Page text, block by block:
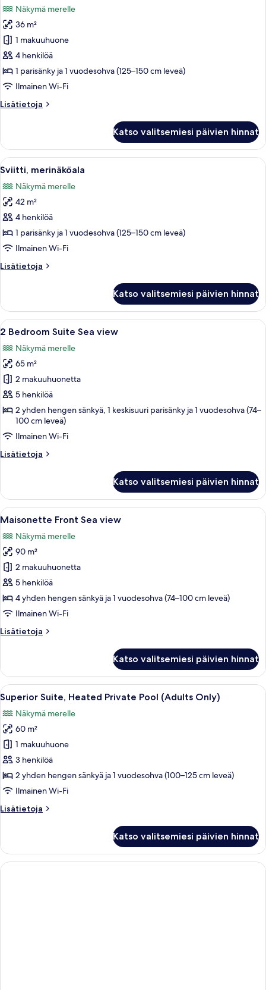
huonetyypin
Junior-
sviitti,
merinäköala
kuvat
Näkymä merelle
36 m²
1 makuuhuone
4 henkilöä
1 parisänky ja 1 vuodesohva (125–150 cm leveä)
Ilmainen Wi-Fi
Lisätietoja
Lisätietoja
merinäköala
Katso valitsemiesi päivien hinnat
Avaa
kaikki
huonetyypin
Sviitti,
merinäköala
kuvat
Sviitti, merinäköala | 1
4
Sviitti, merinäköala
Näkymä merelle
42 m²
4 henkilöä
1 parisänky ja 1 vuodesohva (125–150 cm leveä)
Ilmainen Wi-Fi
Lisätietoja
Lisätietoja
Katso valitsemiesi päivien hinnat
Avaa
kaikki
huonetyypin
2
Bedroom
Suite
Sea
view
kuvat
Moderni hotellihuone, jossa on
7
2 Bedroom Suite Sea view
Näkymä merelle
65 m²
2 makuuhuonetta
5 henkilöä
2 yhden hengen sänkyä, 1 keskisuuri parisänky ja 1 vuodesohva (74–
100 cm leveä)
Ilmainen Wi-Fi
Lisätietoja
Lisätietoja
Suite
Sea
view
Katso valitsemiesi päivien hinnat
Avaa
kaikki
huonetyypin
Maisonette
Front
Sea
view
kuvat
Kattoterassilla on uima-allas,
12
Maisonette Front Sea view
Näkymä merelle
90 m²
2 makuuhuonetta
5 henkilöä
4 yhden hengen sänkyä ja 1 vuodesohva (74–100 cm leveä)
Ilmainen Wi-Fi
Lisätietoja
Lisätietoja
Sea
view
Katso valitsemiesi päivien hinnat
Avaa
kaikki
huonetyypin
Superior
Suite,
Heated
Private
Pool
Only)
Superior Suite, Heated Private Pool
10
Superior Suite, Heated Private Pool (Adults Only)
Näkymä merelle
60 m²
1 makuuhuone
3 henkilöä
2 yhden hengen sänkyä ja 1 vuodesohva (100–125 cm leveä)
Ilmainen Wi-Fi
Lisätietoja
Lisätietoja
Heated
Private
Pool
Katso valitsemiesi päivien hinnat